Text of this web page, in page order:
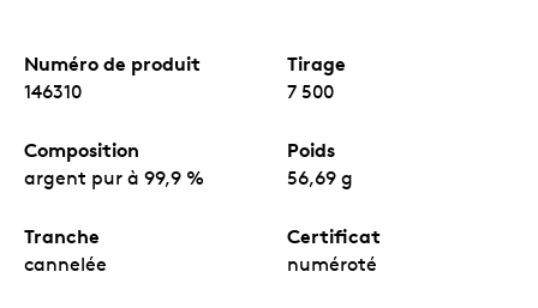
Numéro de produit
146310
Tirage
7 500
Composition
argent pur à 99,9 %
Poids
56,69 g
Tranche
cannelée
Certificat
numéroté